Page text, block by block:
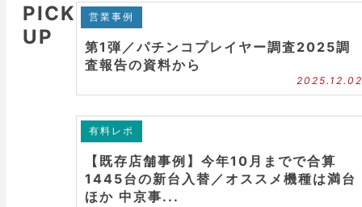
PICK
UP
営業事例
第1弾／パチンコプレイヤー調査2025調
査報告の資料から
2025.12.02
有料レポ
【既存店舗事例】今年10月までで合算
1445台の新台入替／オススメ機種は満台
ほか 中京事...